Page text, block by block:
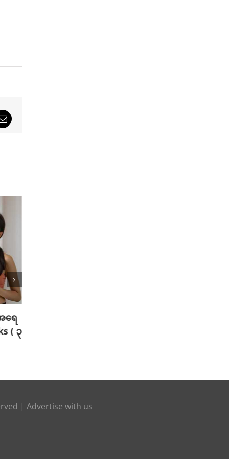
Email
ရေ
( ၃
| Advertise with us